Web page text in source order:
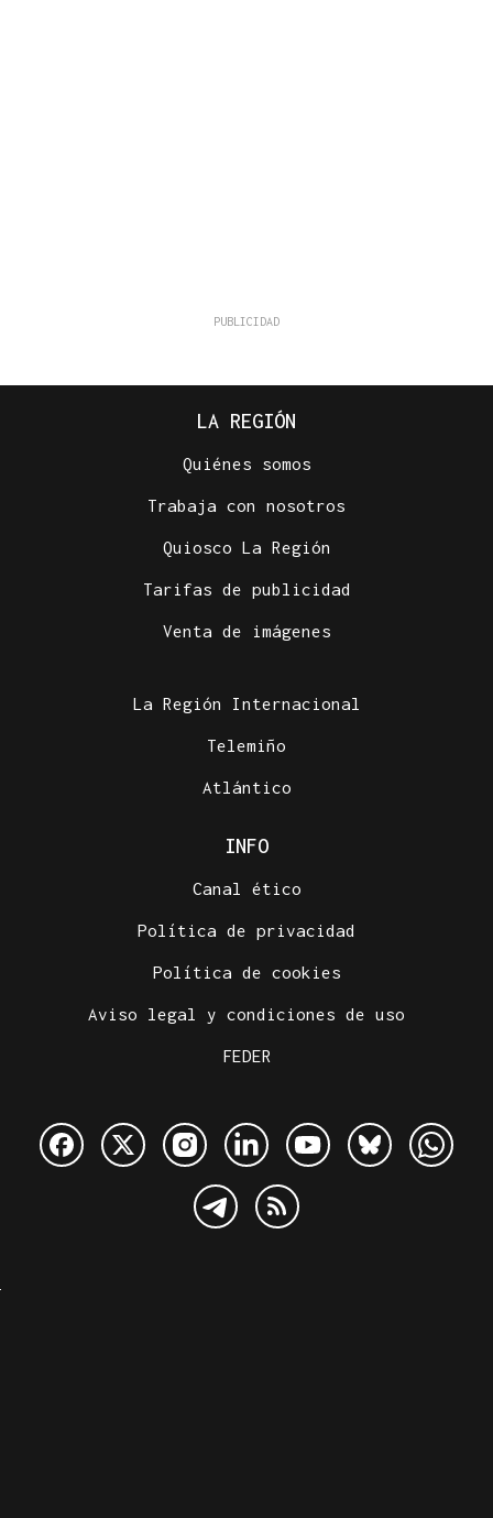
LA REGIÓN
Quiénes somos
Trabaja con nosotros
Quiosco La Región
Tarifas de publicidad
Venta de imágenes
La Región Internacional
Telemiño
Atlántico
INFO
Canal ético
Política de privacidad
Política de cookies
Aviso legal y condiciones de uso
FEDER